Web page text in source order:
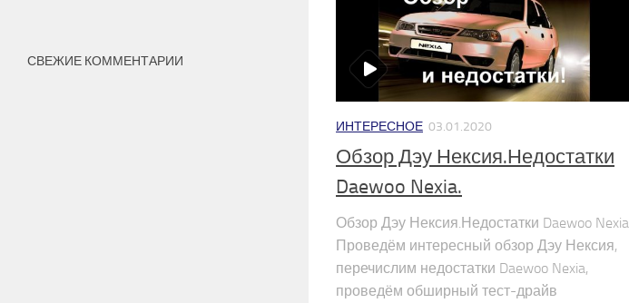
ИНТЕРЕСНОЕ 03.01.2020
Обзор Дэу Нексия.Недостатки
Daewoo Nexia.
Обзор Дэу Нексия.Недостатки Daewoo Nexia.
Проведём интересный обзор Дэу Нексия,
перечислим недостатки Daewoo Nexia,
проведём обширный тест-драйв
СВЕЖИЕ КОММЕНТАРИИ